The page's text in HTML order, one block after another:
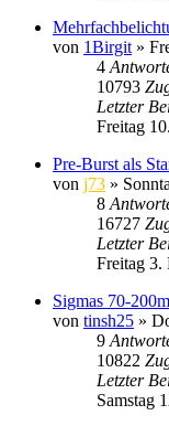
von 1Birgit »
4
10793
Letzter
Freitag
Pre-Burst als
von j73 »
8
16727
Letzter
Freitag 3.
Sigmas 70-
von tinsh25 »
9
10822
Letzter
Samstag